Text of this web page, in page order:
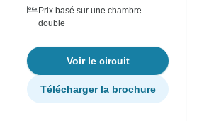
Prix basé sur une chambre
double
Voir le circuit
Télécharger la brochure